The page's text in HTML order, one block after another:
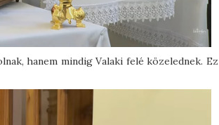
hanem mindig Valaki felé közelednek. Ez